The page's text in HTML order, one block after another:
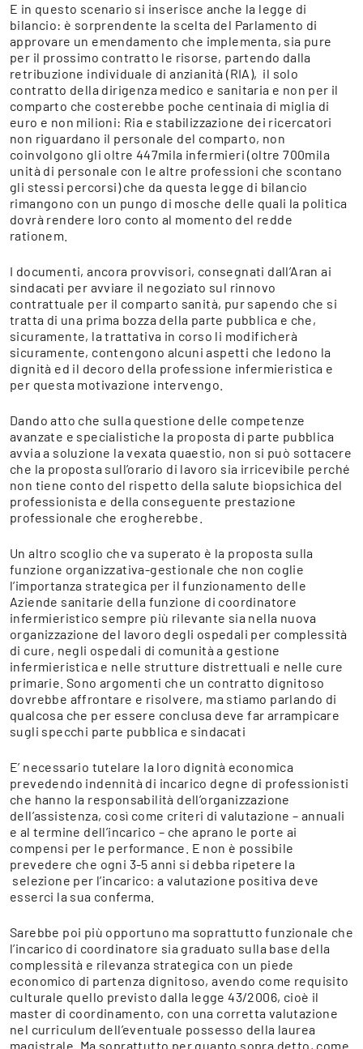
E in questo scenario si inserisce anche la legge di
bilancio: è sorprendente la scelta del Parlamento di
approvare un emendamento che implementa, sia pure
per il prossimo contratto le risorse, partendo dalla
retribuzione individuale di anzianità (RIA), il solo
contratto della dirigenza medico e sanitaria e non per il
comparto che costerebbe poche centinaia di miglia di
euro e non milioni: Ria e stabilizzazione dei ricercatori
non riguardano il personale del comparto, non
coinvolgono gli oltre 447mila infermieri (oltre 700mila
unità di personale con le altre professioni che scontano
gli stessi percorsi) che da questa legge di bilancio
rimangono con un pungo di mosche delle quali la politica
dovrà rendere loro conto al momento del redde
rationem.
I documenti, ancora provvisori, consegnati dall’Aran ai
sindacati per avviare il negoziato sul rinnovo
contrattuale per il comparto sanità, pur sapendo che si
tratta di una prima bozza della parte pubblica e che,
sicuramente, la trattativa in corso li modificherà
sicuramente, contengono alcuni aspetti che ledono la
dignità ed il decoro della professione infermieristica e
per questa motivazione intervengo.
Dando atto che sulla questione delle competenze
avanzate e specialistiche la proposta di parte pubblica
avvia a soluzione la vexata quaestio, non si può sottacere
che la proposta sull’orario di lavoro sia irricevibile perché
non tiene conto del rispetto della salute biopsichica del
professionista e della conseguente prestazione
professionale che erogherebbe.
Un altro scoglio che va superato è la proposta sulla
funzione organizzativa-gestionale che non coglie
l’importanza strategica per il funzionamento delle
Aziende sanitarie della funzione di coordinatore
infermieristico sempre più rilevante sia nella nuova
organizzazione del lavoro degli ospedali per complessità
di cure, negli ospedali di comunità a gestione
infermieristica e nelle strutture distrettuali e nelle cure
primarie. Sono argomenti che un contratto dignitoso
dovrebbe affrontare e risolvere, ma stiamo parlando di
qualcosa che per essere conclusa deve far arrampicare
sugli specchi parte pubblica e sindacati
E’ necessario tutelare la loro dignità economica
prevedendo indennità di incarico degne di professionisti
che hanno la responsabilità dell’organizzazione
dell’assistenza, così come criteri di valutazione – annuali
e al termine dell’incarico – che aprano le porte ai
compensi per le performance. E non è possibile
prevedere che ogni 3-5 anni si debba ripetere la
selezione per l’incarico: a valutazione positiva deve
esserci la sua conferma.
Sarebbe poi più opportuno ma soprattutto funzionale che
l’incarico di coordinatore sia graduato sulla base della
complessità e rilevanza strategica con un piede
economico di partenza dignitoso, avendo come requisito
culturale quello previsto dalla legge 43/2006, cioè il
master di coordinamento, con una corretta valutazione
nel curriculum dell’eventuale possesso della laurea
magistrale. Ma soprattutto per quanto sopra detto, come